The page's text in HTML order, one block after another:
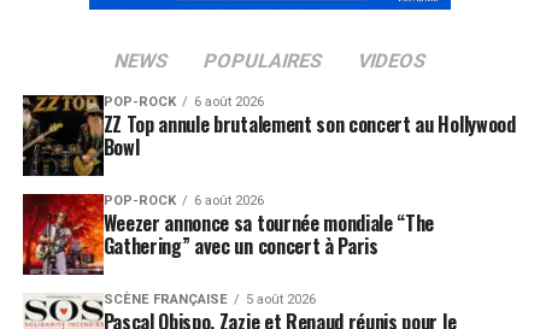
NEWS POPULAIRES VIDEOS
POP-ROCK 6 août 2026
ZZ Top annule brutalement son concert au Hollywood
Bowl
POP-ROCK 6 août 2026
Weezer annonce sa tournée mondiale “The
Gathering” avec un concert à Paris
SCÈNE FRANÇAISE 5 août 2026
Pascal Obispo, Zazie et Renaud réunis pour le